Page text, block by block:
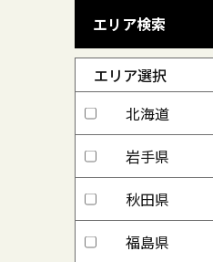
エリア検索
エリア選択
北海道
岩手県
秋田県
福島県